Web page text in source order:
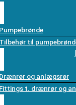
til
og anlægsrør
t. drænrør og